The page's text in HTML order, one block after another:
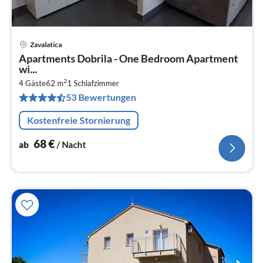
Zavalatica
Apartments Dobrila - One Bedroom Apartment
wi...
4 Gäste62 m21 Schlafzimmer
53 Bewertungen
Kostenfreie Stornierung
ab 68€/ Nacht